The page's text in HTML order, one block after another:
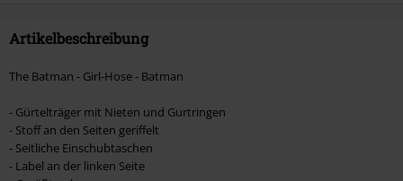
Artikelbeschreibung
The Batman - Girl-Hose - Batman
- Gürtelträger mit Nieten und Gurtringen
- Stoff an den Seiten geriffelt
- Seitliche Einschubtaschen
- Label an der linken Seite